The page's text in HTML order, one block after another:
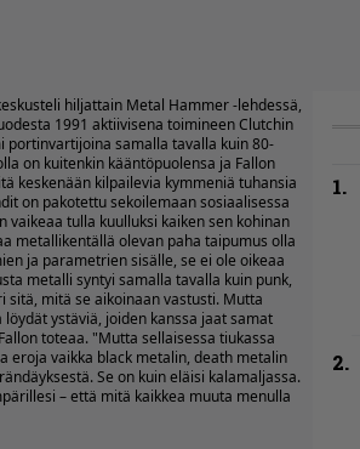
hiljattain Metal Hammer -lehdessä,
1991 aktiivisena toimineen Clutchin
portinvartijoina samalla tavalla kuin 80-
on kuitenkin kääntöpuolensa ja Fallon
keskenään kilpailevia kymmeniä tuhansia
on pakotettu sekoilemaan sosiaalisessa
tulla kuulluksi kaiken sen kohinan
metallikentällä olevan paha taipumus olla
ja parametrien sisälle, se ei ole oikeaa
metalli syntyi samalla tavalla kuin punk,
mitä se aikoinaan vastusti. Mutta
ystäviä, joiden kanssa jaat samat
toteaa. "Mutta sellaisessa tiukassa
eroja vaikka black metalin, death metalin
Se on kuin eläisi kalamaljassa.
– että mitä kaikkea muuta menulla